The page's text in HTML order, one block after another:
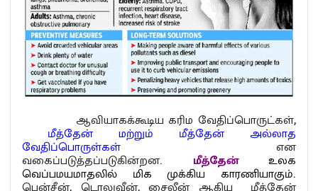
ஆவியாகக்கூடிய கரிம வேதிப்பொருட்கள்,
மீத்தேன் மற்றும் மீத்தேன் அல்லாத
வேதிப்பொருள்கள் என
வகைப்படுத்தப்படுகின்றன. மீத்தேன்
உலக
வெப்பமயமாதலில் மிக முக்கிய காரணியாகும்.
பென்சீன், டொலுவீன், சைலீன் ஆகிய மீத்தேன்